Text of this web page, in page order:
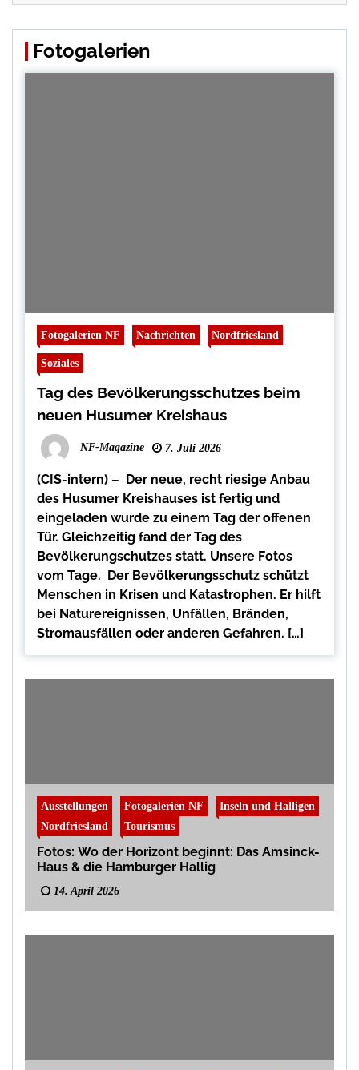
Fotogalerien
Fotogalerien NF Nachrichten Nordfriesland
Soziales
Tag des Bevölkerungsschutzes beim
neuen Husumer Kreishaus
NF-Magazine 7. Juli 2026
(CIS-intern) – Der neue, recht riesige Anbau
des Husumer Kreishauses ist fertig und
eingeladen wurde zu einem Tag der offenen
Tür. Gleichzeitig fand der Tag des
Bevölkerungschutzes statt. Unsere Fotos
vom Tage. Der Bevölkerungsschutz schützt
Menschen in Krisen und Katastrophen. Er hilft
bei Naturereignissen, Unfällen, Bränden,
Stromausfällen oder anderen Gefahren. […]
Ausstellungen Fotogalerien NF
Inseln und Halligen
Nordfriesland
Tourismus
Fotos: Wo der Horizont beginnt: Das Amsinck-
Haus & die Hamburger Hallig
14. April 2026